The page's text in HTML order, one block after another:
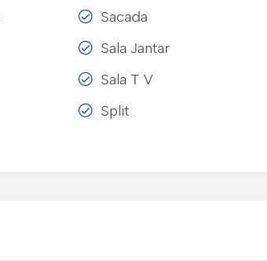
Sacada
Sala Jantar
Sala T V
Split